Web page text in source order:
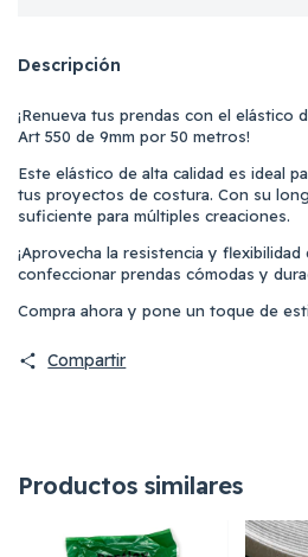
Descripción
¡Renueva tus prendas con el elástico
Art 550 de 9mm por 50 metros!
Este elástico de alta calidad es ideal
tus proyectos de costura. Con su
suficiente para múltiples creaciones.
¡Aprovecha la resistencia y
confeccionar prendas cómodas y
Compra ahora y pone un toque de
Compartir
Productos similares